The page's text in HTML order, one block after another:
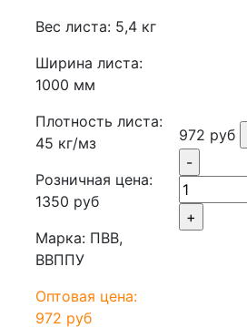
Вес листа: 5,4 кг
Ширина листа:
1000 мм
Плотность листа:
45 кг/мз
Розничная цена:
1350 руб
Марка: ПВВ,
ВВППУ
Оптовая цена:
972 руб
972 руб
-
+